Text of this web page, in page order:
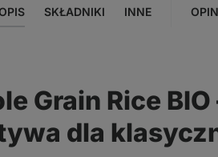
SKŁADNIKI INNE
Grain Rice BIO
dla